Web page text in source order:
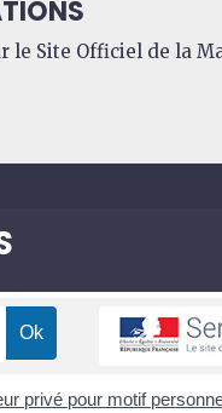
le Site Officiel de la
privé pour motif